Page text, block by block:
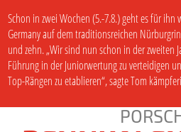
Schon in zwei Wochen (5.-7.8.) geht es für ihn
Germany auf dem traditionsreichen
und zehn. „Wir sind nun schon in der zweiten
Führung in der Juniorwertung zu verteidigen
Top-Rängen zu etablieren“, sagte Tom